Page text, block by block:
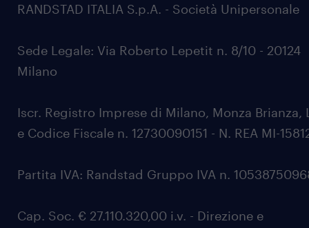
RANDSTAD ITALIA S.p.A. - Società Unipersonale
Sede Legale: Via Roberto Lepetit n. 8/10 - 20124
Milano
Iscr. Registro Imprese di Milano, Monza Brianza,
e Codice Fiscale n. 12730090151 - N. REA MI-
Partita IVA: Randstad Gruppo IVA n.
Cap. Soc. € 27.110.320,00 i.v. - Direzione e